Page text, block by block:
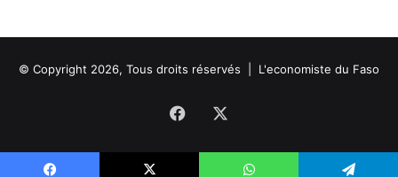
© Copyright 2026, Tous droits réservés | L'economiste du Faso
Facebook